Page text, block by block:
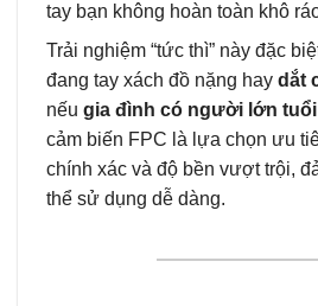
tay bạn không hoàn toàn khô
Trải nghiệm “tức thì” này đặc
đang tay xách đồ nặng hay dắt
nếu gia đình có người lớn tuổi
cảm biến FPC là lựa chọn ưu
chính xác và độ bền vượt trội,
thể sử dụng dễ dàng.